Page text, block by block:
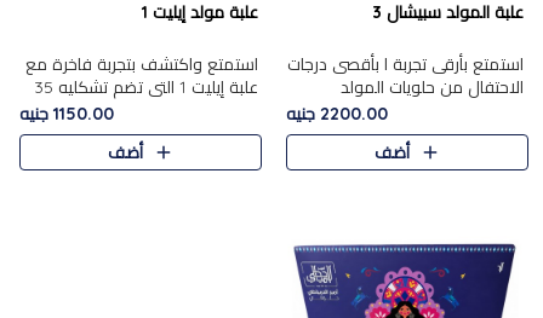
علبة المولد سبيشال 3
استمتع بأرقى تجربة ا بأقصى درجات
الاحتفال من حلويات المولد
المصريه الأصيلة مع هذه الفخامة
مع علبة سبيشال 3 التي تضم 56
قطعة من تشكيلة استثن..
2200.00 جنيه
أضف
علبة مولد إيليت 1
استمتع واكتشف بتجربة فاخرة مع
علبة إيليت 1 التي تضم تشكليه 35
قطعة من أرقى حلويات المولد
المصري الأصيلة ,معروضة بشكل
جميل في علبة أنيقة ، في..
1150.00 جنيه
أضف